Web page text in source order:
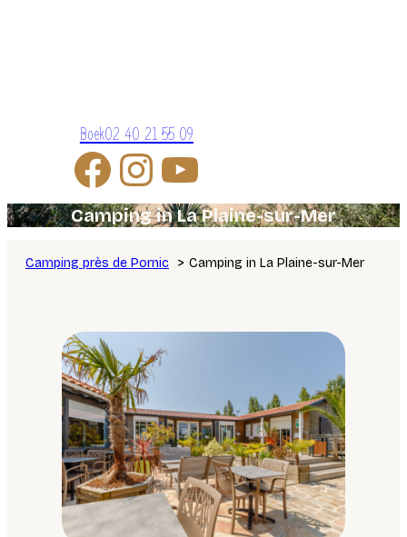
Boek02 40 21 55 09
Camping in La Plaine-sur-Mer
Camping près de Pornic Camping in La Plaine-sur-Mer